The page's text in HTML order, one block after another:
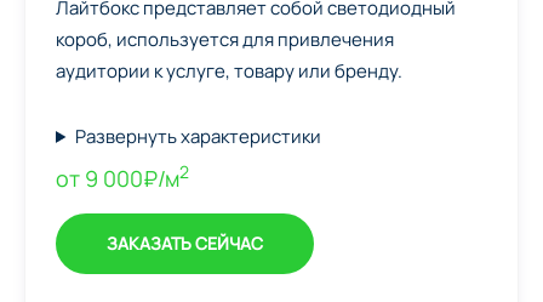
Лайтбокс представляет собой светодиодный
короб, используется для привлечения
аудитории к услуге, товару или бренду.
Развернуть характеристики
от 9 000₽/м2
ЗАКАЗАТЬ СЕЙЧАС